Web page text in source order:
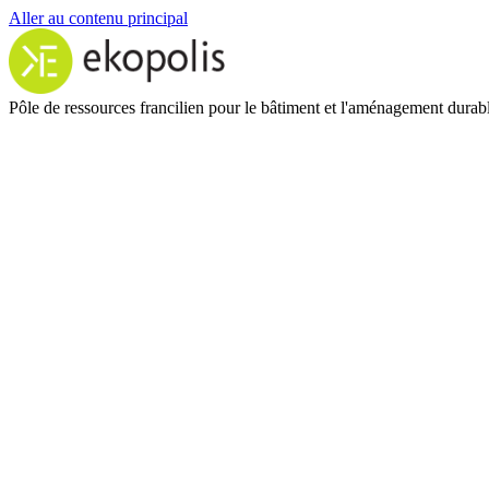
Aller au contenu principal
Pôle de ressources francilien pour le bâtiment et l'aménagement